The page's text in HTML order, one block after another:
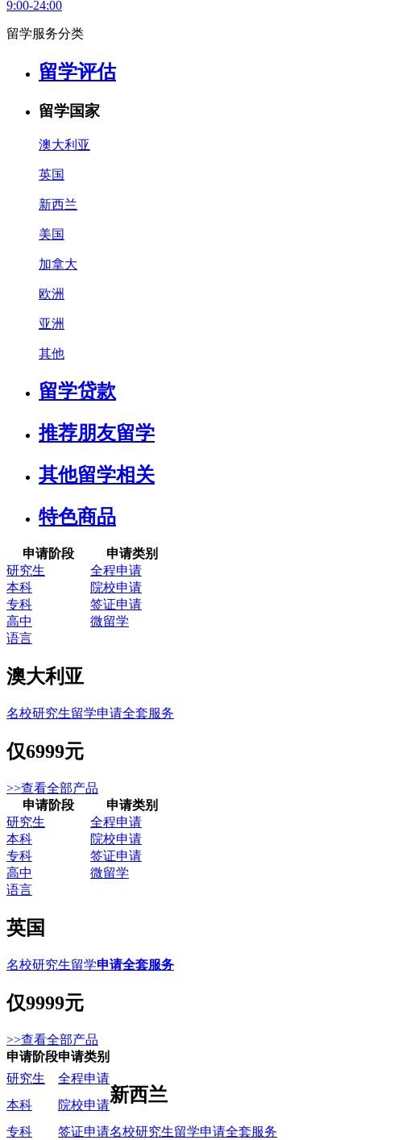
9:00-24:00
留学服务分类
留学评估
留学国家
澳大利亚
英国
新西兰
美国
加拿大
欧洲
亚洲
其他
留学贷款
推荐朋友留学
其他留学相关
特色商品
申请阶段
申请类别
研究生
全程申请
本科
院校申请
专科
签证申请
高中
微留学
语言
澳大利亚
名校研究生留学申请全套服务
仅6999元
>>查看全部产品
申请阶段
申请类别
研究生
全程申请
本科
院校申请
专科
签证申请
高中
微留学
语言
英国
名校研究生留学申请全套服务
仅9999元
>>查看全部产品
申请阶段申请类别
研究生
全程申请
新西兰
名校研究生留学申请全套服务
本科
院校申请
专科
签证申请